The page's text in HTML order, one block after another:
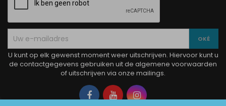
U kunt op elk gewenst moment weer uitschrijven. Hiervoor kunt u
de contactgegevens gebruiken uit de algemene voorwaarden
of uitschrijven via onze mailings.
Facebook
YouTubeInstagram